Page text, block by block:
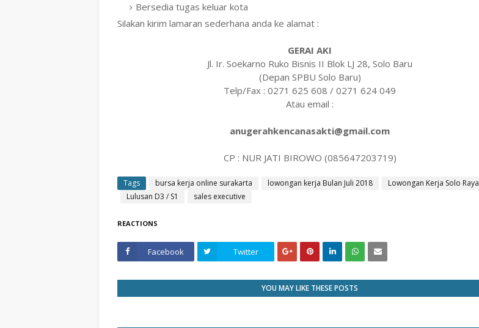
Bersedia tugas keluar kota
Silakan kirim lamaran sederhana anda ke alamat :
GERAI AKI
Jl. Ir. Soekarno Ruko Bisnis II Blok LJ 28, Solo Baru
(Depan SPBU Solo Baru)
Telp/Fax : 0271 625 608 / 0271 624 049
Atau email :
anugerahkencanasakti@gmail.com
CP : NUR JATI BIROWO (085647203719)
Tags bursa kerja online surakarta lowongan kerja Bulan Juli 2018
Lowongan Kerja Solo Raya
Lulusan D3 / S1
sales executive
REACTIONS
Facebook Twitter
YOU MAY LIKE THESE POSTS